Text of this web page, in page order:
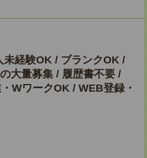
経験OK / ブランクOK /
大量募集 / 履歴書不要 /
WワークOK / WEB登録・